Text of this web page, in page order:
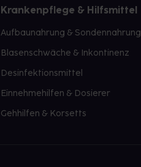
Krankenpflege & Hilfsmittel
Aufbaunahrung & Sondennahrung
Blasenschwäche & Inkontinenz
Desinfektionsmittel
Einnehmehilfen & Dosierer
Gehhilfen & Korsetts